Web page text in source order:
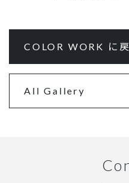
COLOR WORK に
All Gallery